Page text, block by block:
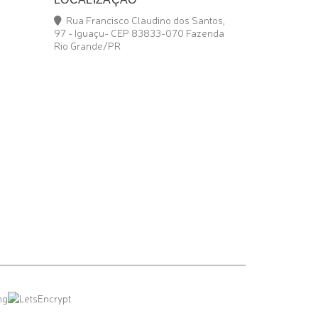
Rua Francisco Claudino dos Santos,
97 - Iguaçu- CEP 83833-070 Fazenda
Rio Grande/PR